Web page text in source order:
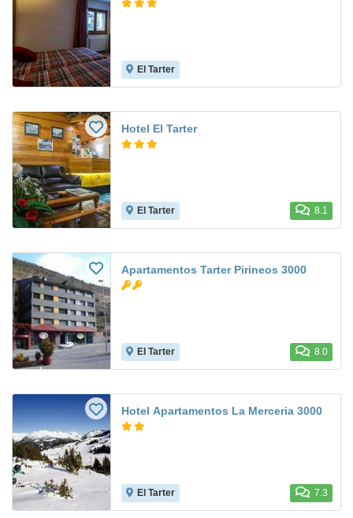
El Tarter
Hotel El Tarter
El Tarter 8.1
Apartamentos Tarter Pirineos 3000
El Tarter 8.0
Hotel Apartamentos La Merceria 3000
El Tarter 7.3